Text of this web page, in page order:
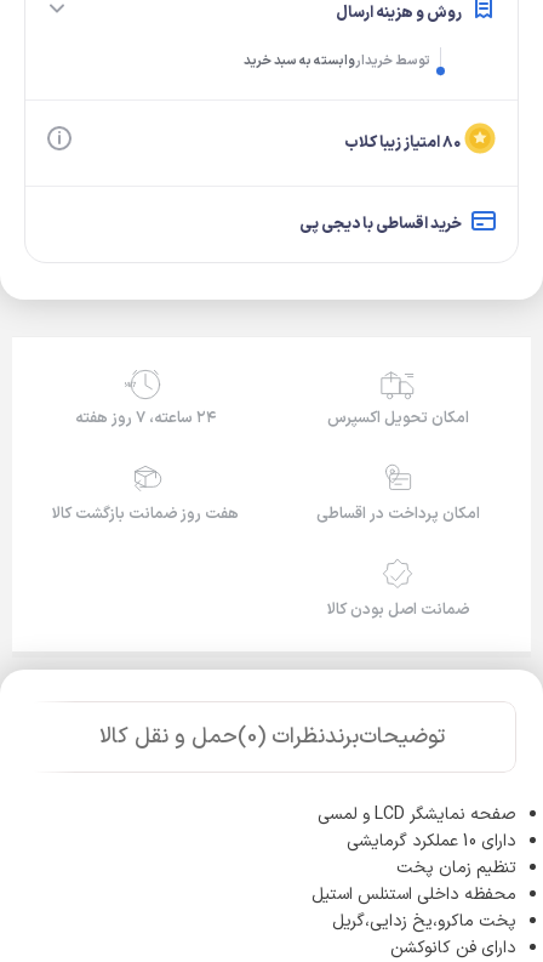
روش و هزینه ارسال
توسط خریداروابسته به سبد خرید
۸۰ امتیاز زیبا کلاب
خرید اقساطی با دیجی پی
امکان تحویل اکسپرس
24/7
۲۴ ساعته، ۷ روز هفته
امکان پرداخت در اقساطی هفت روز ضمانت بازگشت کالا
ضمانت اصل بودن کالا
توضیحاتبرندنظرات (0) حمل و نقل کالا
صفحه نمایشگر LCD و لمسی
دارای 10 عملکرد گرمایشی
تنظیم زمان پخت
محفظه داخلی استنلس استیل
پخت ماکرو،یخ زدایی،گریل
دارای فن کانوکشن